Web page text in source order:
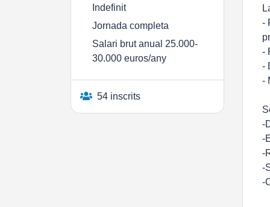
Indefinit
Jornada completa
Salari brut anual 25.000-
30.000 euros/any
54 inscrits
-
-
-
-
-
-
-
-
-